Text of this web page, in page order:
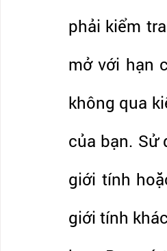
phải kiểm
mở với hạn
không qua
của bạn. Sử
giới tính
giới tính